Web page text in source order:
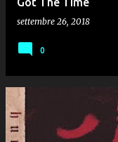
settembre 26, 2018
0